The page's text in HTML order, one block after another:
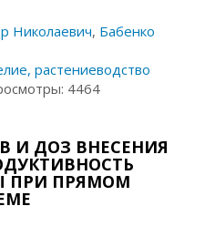
Николаевич, Бабенко
растениеводство
4464
И ДОЗ ВНЕСЕНИЯ
ПРИ ПРЯМОМ